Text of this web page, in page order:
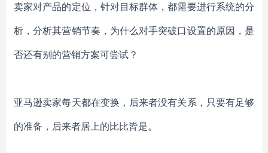
卖家对产品的定位，针对目标群体，都需要进行系统的分
析，分析其营销节奏，为什么对手突破口设置的原因，是
否还有别的营销方案可尝试？
亚马逊卖家每天都在变换，后来者没有关系，只要有足够
的准备，后来者居上的比比皆是。